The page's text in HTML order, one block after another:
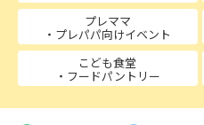
プレママ
・プレパパ向けイベント
こども食堂
・フードパントリー